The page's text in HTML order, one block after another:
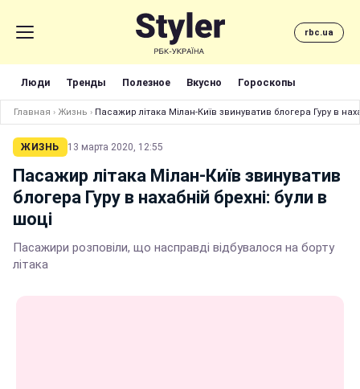
rbc.ua
Люди Тренды Полезное Вкусно Гороскопы
Главная › Жизнь › Пасажир літака Мілан-Київ звинуватив блогера Гуру в
ЖИЗНЬ 13 марта 2020, 12:55
Пасажир літака Мілан-Київ звинуватив
блогера Гуру в нахабній брехні: були в
шоці
Пасажири розповіли, що насправді відбувалося на борту
літака